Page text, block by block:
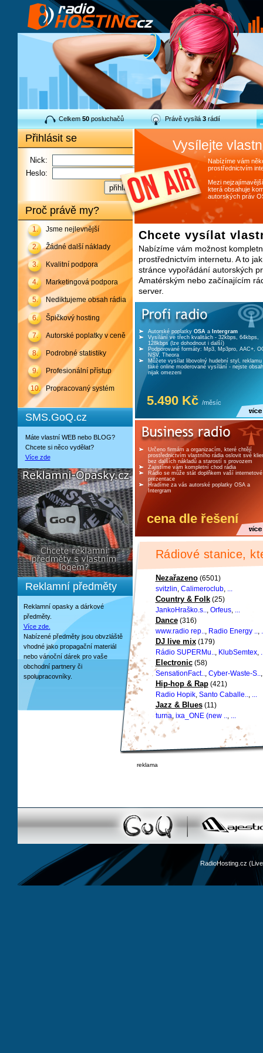
Celkem50posluchačů Právě vysílá3rádií
Přihlásit se
Nick:
Heslo:
Proč právě my?
1. Jsme nejlevnější
2. Žádné další náklady
3. Kvalitní podpora
4. Marketingová podpora
5. Nediktujeme obsah rádia
6. Špičkový hosting
7. Autorské poplatky v ceně
8. Podrobné statistiky
9. Profesionální přístup
10. Propracovaný systém
SMS.GoQ.cz
Máte vlastní WEB nebo BLOG?
Chcete si něco vydělat?
Více zde
Reklamní předměty
Reklamní opasky a dárkové
předměty.
Více zde.
Nabízené předměty jsou obvzláště
vhodné jako propagační materiál
nebo vánoční dárek pro vaše
obchodní partnery či
spolupracovníky.
Vysílejte
Nabízíme vám
prostřednictvím
Mezi
která obsahuje
autorských práv
Chcete vysílat
Nabízíme vám možnost
prostřednictvím internetu. A to
stránce vypořádání autorských
Amatérským nebo začínajícím
server.
Autorské poplatky OSAa Intergram
Vysílání ve třech kvalitách - 32kbps, 64kbps,
128kbps (lze dohodnout i další)
Podporované formáty: Mp3, Mp3pro, AAC+,
NSV, Theora
Můžete vysílat libovolný hudební styl, reklamu
také online moderované vysílání - nejste
nijak omezeni
5.490 Kč /měsíc
Určeno firmám a organizacím, které chtějí
prostřednictvím vlastního rádia oslovit své
bez dalších nákladů a starostí s provozem
Zajistíme vám kompletní chod rádia
Rádio se může stát doplňkem vaší internetové
prezentace
Hradíme za vás autorské poplatky OSA a
Intergram
cena dle řešení
Rádiové stanice,
Nezařazeno(6501)
svitzlin, Calimeroclub, ...
Country & Folk(25)
JankoHraško.s.., Orfeus, ...
Dance(316)
www.radio rep.., Radio Energy ..,
DJ live mix(179)
Rádio SUPERMu.., KlubSemtex,
Electronic(58)
SensationFact.., Cyber-Waste-S..
Hip-hop & Rap(421)
Radio Hopik, Santo Caballe.., ...
Jazz & Blues(11)
turna, ixa_ONE (new .., ...
reklama
RadioHosting.cz